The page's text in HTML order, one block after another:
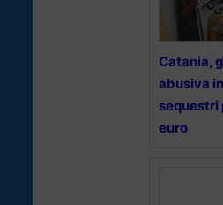
Catania,
abusiva
sequestri
euro